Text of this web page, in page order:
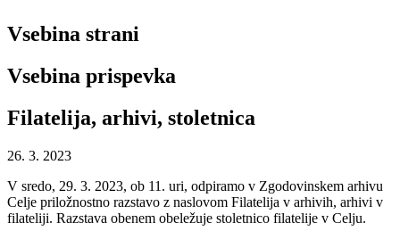
Vsebina strani
Vsebina prispevka
Filatelija, arhivi, stoletnica
26. 3. 2023
V sredo, 29. 3. 2023, ob 11. uri, odpiramo v Zgodovinskem arhivu
Celje priložnostno razstavo z naslovom Filatelija v arhivih, arhivi v
filateliji. Razstava obenem obeležuje stoletnico filatelije v Celju.